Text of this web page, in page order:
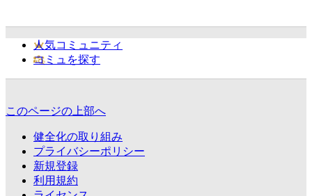
人気コミュニティ
コミュを探す
このページの上部へ
健全化の取り組み
プライバシーポリシー
新規登録
利用規約